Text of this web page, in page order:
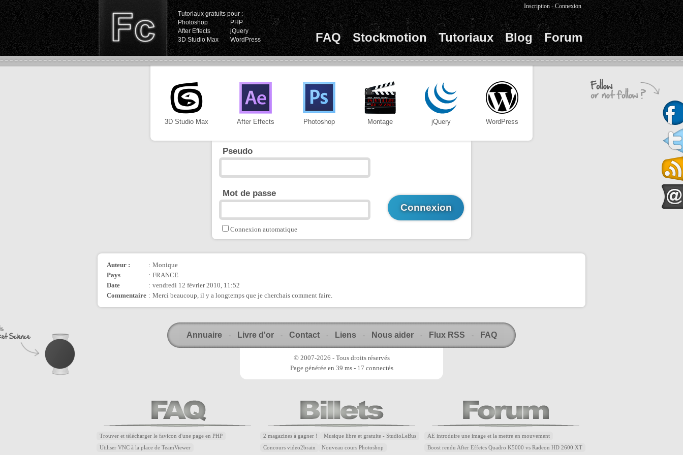
Tutoriaux gratuits pour :
Photoshop
PHP
After Effects
jQuery
3D Studio Max
WordPress FAQ Stockmotion Tutoriaux Blog Forum
Inscription -Connexion
3D Studio Max After Effects Photoshop Montage jQuery WordPress
Pseudo
Mot de passe
Connexion automatique
Auteur : : Monique
Pays
: FRANCE
Date
: vendredi 12 février 2010, 11:52
Commentaire : Merci beaucoup, il y a longtemps que je cherchais comment faire.
Annuaire - Livre d'or - Contact - Liens - Nous aider - Flux RSS - FAQ
© 2007-2026 - Tous droits réservés
Page générée en 39 ms - 17 connectés
Trouver et télécharger le favicon d'une page en PHP
Utiliser VNC à la place de TeamViewer
2 magazines à gagner ! Musique libre et gratuite - StudioLeBus
Concours video2brain Nouveau cours Photoshop
AE introduire une image et la mettre en mouvement
Boost rendu After Effetcs Quadro K5000 vs Radeon HD 2600 XT